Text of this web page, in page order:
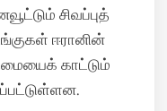
சிவப்புத்
ஈரானின்
காட்டும்